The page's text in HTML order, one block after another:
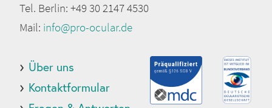
Tel. Ber­lin: +49 30 2147 4530
Mail: info@pro-ocular.de
Über uns
Kon­takt­for­mu­lar